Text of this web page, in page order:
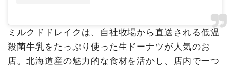
ミルクドドレイクは、自社牧場から直送される低温
殺菌牛乳をたっぷり使った生ドーナツが人気のお
店。北海道産の魅力的な食材を活かし、店内で一つ